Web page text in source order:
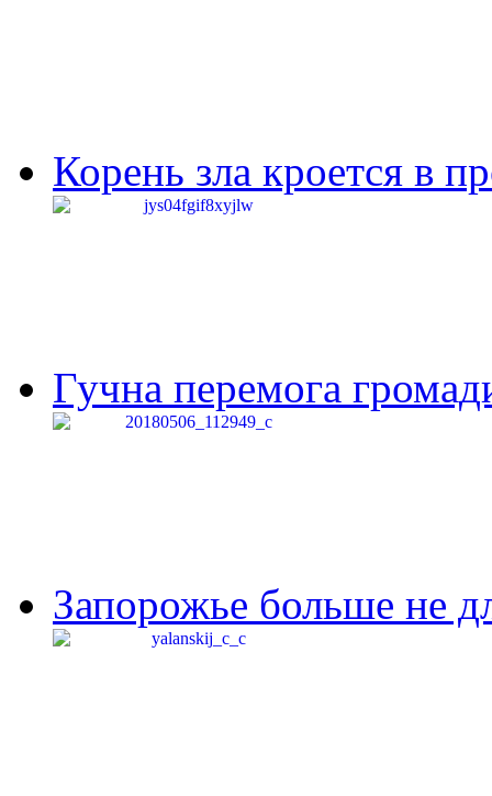
Корень зла кроется в
Гучна перемога
Запорожье больше не